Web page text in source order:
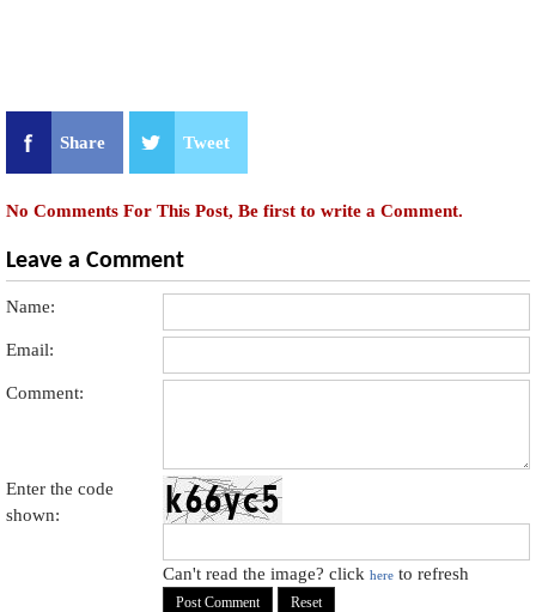
Share Tweet
No Comments For This Post, Be first to write a Comment.
Leave a Comment
Name:
Email:
Comment:
Enter the code
shown:
Can't read the image? clickhere to refresh